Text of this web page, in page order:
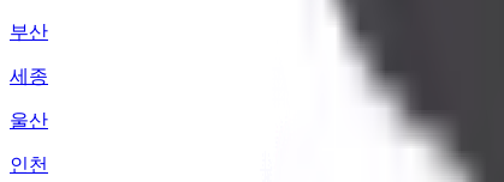
부산
세종
울산
인천